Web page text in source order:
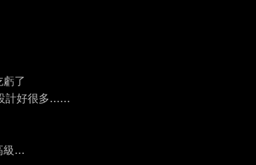
了
計好很多......
級...